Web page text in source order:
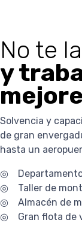
No te
y
Solvencia y
de gran
hasta un
◎ Departamento
◎ Taller de
◎ Almacén de
◎ Gran flota de